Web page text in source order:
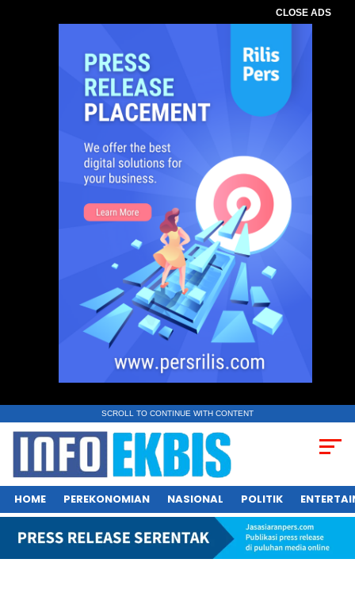
CLOSE ADS
SCROLL TO CONTINUE WITH CONTENT
HOME PEREKONOMIAN NASIONAL POLITIK